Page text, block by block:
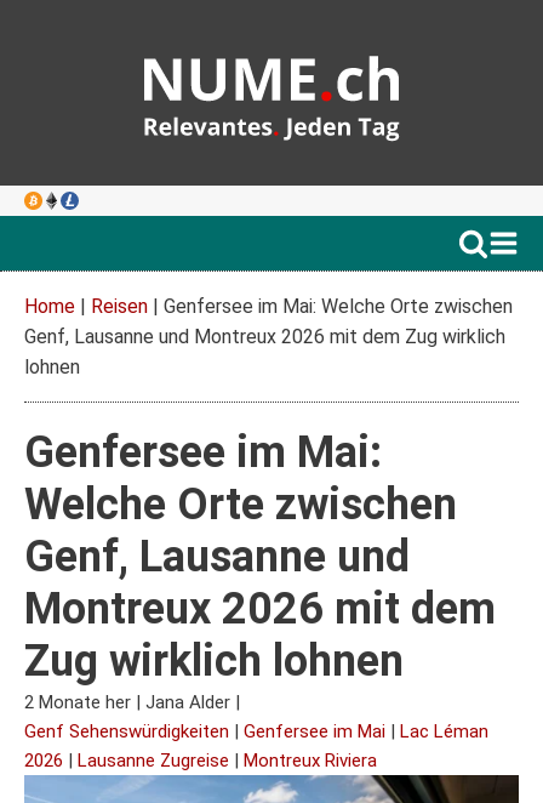
Home | Reisen | Genfersee im Mai: Welche Orte zwischen
Genf, Lausanne und Montreux 2026 mit dem Zug wirklich
lohnen
Genfersee im Mai:
Welche Orte zwischen
Genf, Lausanne und
Montreux 2026 mit dem
Zug wirklich lohnen
2 Monate her | Jana Alder |
Genf Sehenswürdigkeiten | Genfersee im Mai | Lac Léman
2026 | Lausanne Zugreise | Montreux Riviera